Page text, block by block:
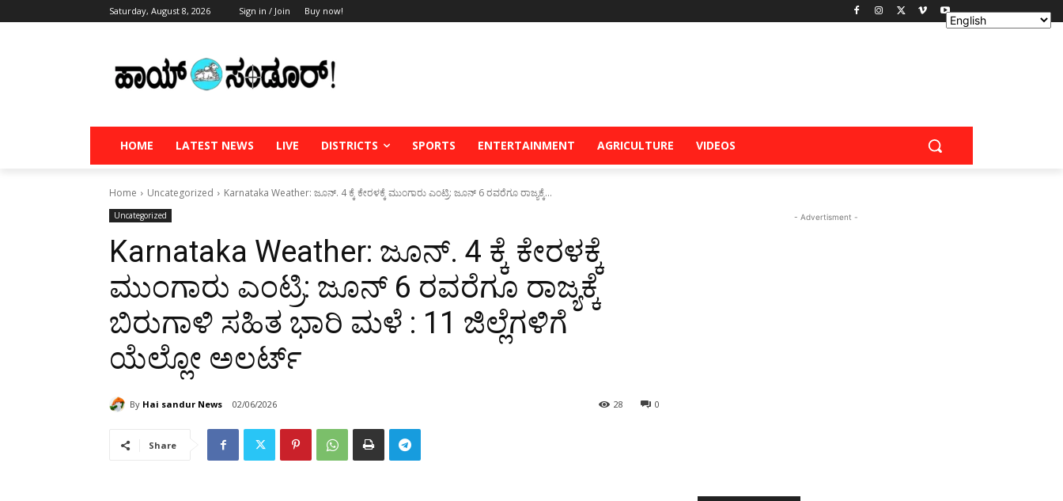
Saturday, August 8, 2026 Sign in / Join Buy now!
HOME LATEST NEWS LIVE DISTRICTS SPORTS ENTERTAINMENT AGRICULTURE VIDEOS
Home Uncategorized Karnataka Weather: ಜೂನ್. 4 ಕ್ಕೆ ಕೇರಳಕ್ಕೆ ಮುಂಗಾರು ಎಂಟ್ರಿ: ಜೂನ್ 6 ರವರೆಗೂ ರಾಜ್ಯಕ್ಕೆ...
Uncategorized
Karnataka Weather: ಜೂನ್. 4 ಕ್ಕೆ ಕೇರಳಕ್ಕೆ
ಮುಂಗಾರು ಎಂಟ್ರಿ: ಜೂನ್ 6 ರವರೆಗೂ ರಾಜ್ಯಕ್ಕೆ
ಬಿರುಗಾಳಿ ಸಹಿತ ಭಾರಿ ಮಳೆ : 11 ಜಿಲ್ಲೆಗಳಿಗೆ
ಯೆಲ್ಲೋ ಅಲರ್ಟ್
By Hai sandur News 02/06/2026 0
28
Share
- Advertisment -